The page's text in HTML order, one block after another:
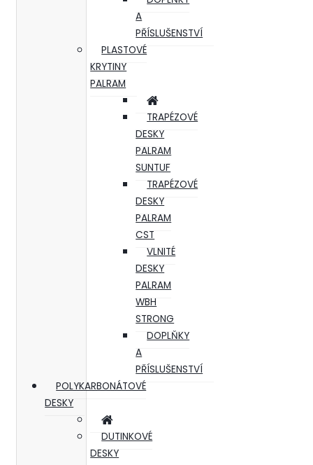
A
PŘÍSLUŠENSTVÍ
PLASTOVÉ
KRYTINY
PALRAM
TRAPÉZOVÉ
DESKY
PALRAM
SUNTUF
TRAPÉZOVÉ
DESKY
PALRAM
CST
VLNITÉ
DESKY
PALRAM
WBH
STRONG
DOPLŇKY
A
PŘÍSLUŠENSTVÍ
POLYKARBONÁTOVÉ
DESKY
DUTINKOVÉ
DESKY